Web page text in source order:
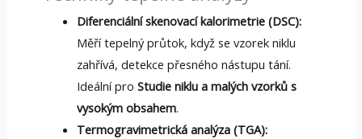
Diferenciální skenovací kalorimetrie (DSC):
Měří tepelný průtok, když se vzorek niklu
zahřívá, detekce přesného nástupu tání.
Ideální proStudie niklu a malých vzorků s
vysokým obsahem.
Termogravimetrická analýza (TGA):